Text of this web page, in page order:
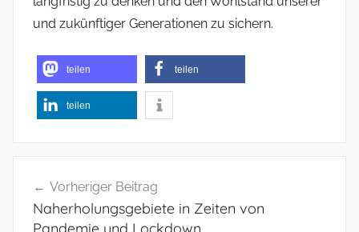
und zukünftiger Generationen zu sichern.
teilen teilen
teilen
Vorheriger Beitrag
Naherholungsgebiete in Zeiten von